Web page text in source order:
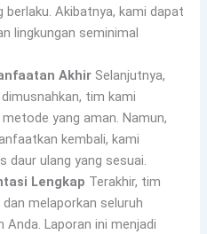
Akibatnya, kami dapat
lingkungan seminimal
Akhir Selanjutnya,
tim kami
yang aman. Namun,
kembali, kami
daur ulang yang sesuai.
Lengkap Terakhir, tim
melaporkan seluruh
Anda. Laporan ini menjadi